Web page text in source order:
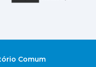
Comum